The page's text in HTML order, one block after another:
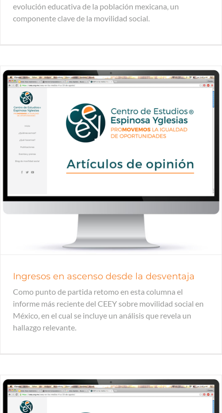
evolución educativa de la población mexicana, un
componente clave de la movilidad social.
Ingresos en ascenso desde la desventaja
Como punto de partida retomo en esta columna el
informe más reciente del CEEY sobre movilidad social en
México, en el cual se incluye un análisis que revela un
hallazgo relevante.